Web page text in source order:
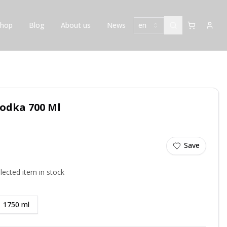
Blog About us News en
700 Ml
Save
item in stock
1750 ml